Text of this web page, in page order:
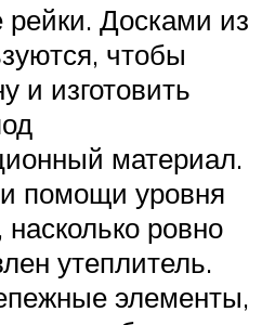
Досками из
чтобы
и изготовить
материал.
помощи уровня
ровно
утеплитель.
элементы,